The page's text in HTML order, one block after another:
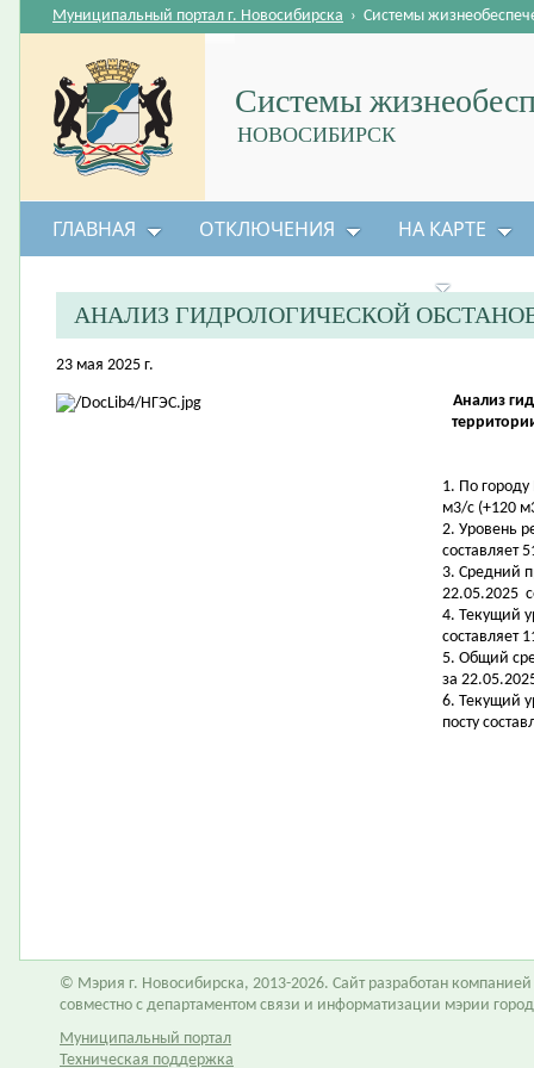
Системы
НОВОСИБИРСК
Муниципальный портал г. Новосибирска › Системы
ГЛАВНАЯ ОТКЛЮЧЕНИЯ НА КАРТЕ
АНАЛИЗ ГИДРОЛОГИЧЕСКОЙ
23 мая 2025 г.
Анализ
1. По
м3/с (+120
2. Уровень
составляет
3. Средний
22.05.2025
4. Текущий
составляет
5. Общий
за
6. Текущий
посту
© Мэрия г. Новосибирска, 2013-2026. Сайт разработан компанией
совместно с департаментом связи и информатизации мэрии
Муниципальный портал
Техническая поддержка